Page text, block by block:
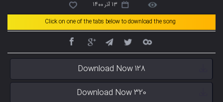
13 آذر 1400
Click on one of the tabs below to download the song
Download Now 128
Download Now 320